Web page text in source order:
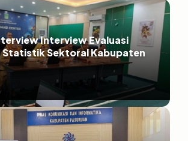
Interview Evaluasi
Statistik Sektoral Kabupaten